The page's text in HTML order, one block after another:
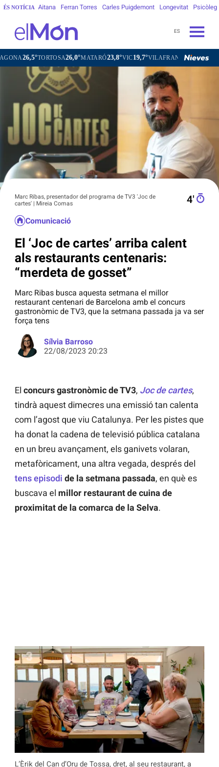
ÉS NOTÍCIA Aitana Ferran Torres Carles Puigdemont Longevitat Psicòleg
ES
26,0°MATARÓ23,8°VIC19,7°VILAFRANCA DEL PENEDÈS21,1°
Marc Ribas, presentador del programa de TV3 'Joc de
cartes' | Mireia Comas
4′
Comunicació
El ‘Joc de cartes’ arriba calent
als restaurants centenaris:
“merdeta de gosset”
Marc Ribas busca aquesta setmana el millor
restaurant centenari de Barcelona amb el concurs
gastronòmic de TV3, que la setmana passada ja va ser
força tens
Sílvia Barroso
22/08/2023 20:23
El concurs gastronòmic de TV3, Joc de cartes,
tindrà aquest dimecres una emissió tan calenta
com l’agost que viu Catalunya. Per les pistes que
ha donat la cadena de televisió pública catalana
en un breu avançament, els ganivets volaran,
metafòricament, una altra vegada, després del
tens episodi de la setmana passada, en què es
buscava el millor restaurant de cuina de
proximitat de la comarca de la Selva.
L’Èrik del Can d’Oru de Tossa, dret, al seu restaurant, a